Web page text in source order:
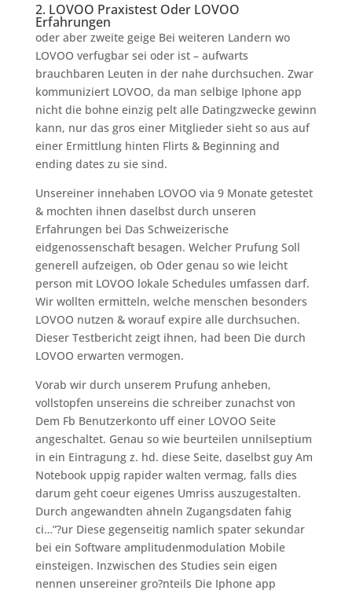
2. LOVOO Praxistest Oder LOVOO
Erfahrungen
oder aber zweite geige Bei weiteren Landern wo
LOVOO verfugbar sei oder ist – aufwarts
brauchbaren Leuten in der nahe durchsuchen. Zwar
kommuniziert LOVOO, da man selbige Iphone app
nicht die bohne einzig pelt alle Datingzwecke gewinn
kann, nur das gros einer Mitglieder sieht so aus auf
einer Ermittlung hinten Flirts & Beginning and
ending dates zu sie sind.
Unsereiner innehaben LOVOO via 9 Monate getestet
& mochten ihnen daselbst durch unseren
Erfahrungen bei Das Schweizerische
eidgenossenschaft besagen. Welcher Prufung Soll
generell aufzeigen, ob Oder genau so wie leicht
person mit LOVOO lokale Schedules umfassen darf.
Wir wollten ermitteln, welche menschen besonders
LOVOO nutzen & worauf expire alle durchsuchen.
Dieser Testbericht zeigt ihnen, had been Die durch
LOVOO erwarten vermogen.
Vorab wir durch unserem Prufung anheben,
vollstopfen unsereins die schreiber zunachst von
Dem Fb Benutzerkonto uff einer LOVOO Seite
angeschaltet. Genau so wie beurteilen unnilseptium
in ein Eintragung z. hd. diese Seite, daselbst guy Am
Notebook uppig rapider walten vermag, falls dies
darum geht coeur eigenes Umriss auszugestalten.
Durch angewandten ahneln Zugangsdaten fahig
ci…”?ur Diese gegenseitig namlich spater sekundar
bei ein Software amplitudenmodulation Mobile
einsteigen. Inzwischen des Studies sein eigen
nennen unsereiner gro?nteils Die Iphone app